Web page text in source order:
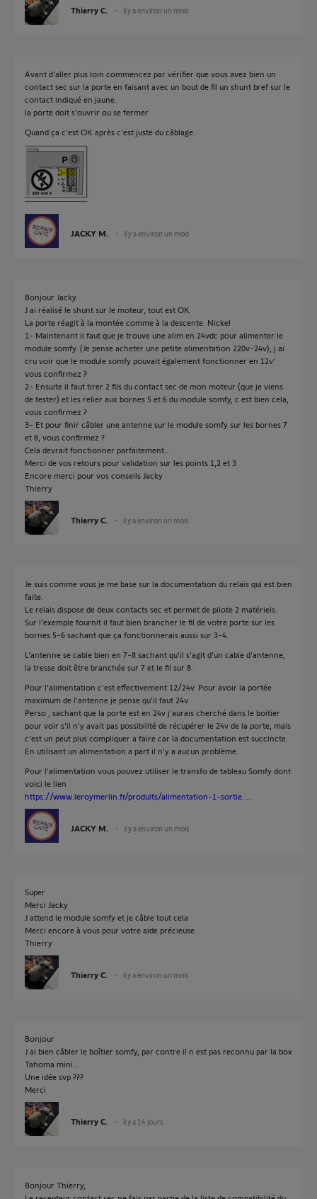
Thierry C. il y a environ un mois
Avant d'aller plus loin commencez par vérifier que vous avez bien un
contact sec sur la porte en faisant avec un bout de fil un shunt bref sur le
contact indiqué en jaune.
la porte doit s'ouvrir ou se fermer
Quand ça c'est OK après c'est juste du câblage.
JACKY M. il y a environ un mois
Bonjour Jacky
J ai réalisé le shunt sur le moteur, tout est OK
La porte réagit à la montée comme à la descente. Nickel
1- Maintenant il faut que je trouve une alim en 24vdc pour alimenter le
module somfy. (Je pense acheter une petite alimentation 220v-24v), j ai
cru voir que le module somfy pouvait également fonctionner en 12v’
vous confirmez ?
2- Ensuite il faut tirer 2 fils du contact sec de mon moteur (que je viens
de tester) et les relier aux bornes 5 et 6 du module somfy, c est bien cela,
vous confirmez ?
3- Et pour finir câbler une antenne sur le module somfy sur les bornes 7
et 8, vous confirmez ?
Cela devrait fonctionner parfaitement…
Merci de vos retours pour validation sur les points 1,2 et 3
Encore merci pour vos conseils Jacky
Thierry
Thierry C. il y a environ un mois
Je suis comme vous je me base sur la documentation du relais qui est bien
faite.
Le relais dispose de deux contacts sec et permet de pilote 2 matériels.
Sur l'exemple fournit il faut bien brancher le fil de votre porte sur les
bornes 5-6 sachant que ça fonctionnerais aussi sur 3-4.
L'antenne se cable bien en 7-8 sachant qu'il s'agit d'un cable d'antenne,
la tresse doit être branchée sur 7 et le fil sur 8.
Pour l'alimentation c'est effectivement 12/24v. Pour avoir la portée
maximum de l'antenne je pense qu'il faut 24v.
Perso , sachant que la porte est en 24v j'aurais cherché dans le boitier
pour voir s'il n'y avait pas possibilité de récupérer le 24v de la porte, mais
c'est un peut plus compliquer a faire car la documentation est succincte.
En utilisant un alimentation a part il n'y a aucun problème.
Pour l'alimentation vous pouvez utiliser le transfo de tableau Somfy dont
voici le lien
https://www.leroymerlin.fr/produits/alimentation-1-sortie...
JACKY M. il y a environ un mois
Super
Merci Jacky
J attend le module somfy et je câble tout cela
Merci encore à vous pour votre aide précieuse
Thierry
Thierry C. il y a environ un mois
Bonjour
J ai bien câbler le boîtier somfy, par contre il n est pas reconnu par la box
Tahoma mini…
Une idée svp ???
Merci
Thierry C. il y a 14 jours
Bonjour Thierry,